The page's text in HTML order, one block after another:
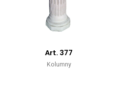
Art. 377
Kolumny